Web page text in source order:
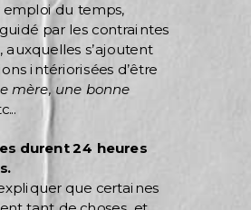
emploi du temps,
par les contraintes
auxquelles s’ajoutent
intériorisées d’être
mère, une bonne
durent 24 heures
que certaines